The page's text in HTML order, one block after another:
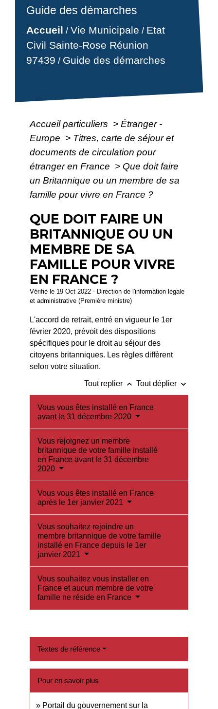
Guide des démarches
Accueil /Vie Municipale / Etat
Civil Sainte-Rose Réunion
97439 / Guide des démarches
Accueil particuliers > Étranger -
Europe > Titres, carte de séjour et
documents de circulation pour
étranger en France > Que doit faire
un Britannique ou un membre de sa
famille pour vivre en France ?
QUE DOIT FAIRE UN
BRITANNIQUE OU UN
MEMBRE DE SA
FAMILLE POUR VIVRE
EN FRANCE ?
Vérifié le 19 Oct 2022 - Direction de l'information légale
et administrative (Première ministre)
L'accord de retrait, entré en vigueur le 1er
février 2020, prévoit des dispositions
spécifiques pour le droit au séjour des
citoyens britanniques. Les règles diffèrent
selon votre situation.
Tout replier keyboard_arrow_up Tout déplier keyboard_arrow_down
Vous vous êtes installé en France
avant le 31 décembre 2020
Vous rejoignez un membre
britannique de votre famille installé
en France avant le 31 décembre
2020
Vous vous êtes installé en France
après le 1er janvier 2021
Vous souhaitez rejoindre un
membre britannique de votre famille
installé en France depuis le 1er
janvier 2021
Vous souhaitez vous installer en
France et aucun membre de votre
famille ne réside en France
Textes de référence
Pour en savoir plus
Portail du gouvernement sur la